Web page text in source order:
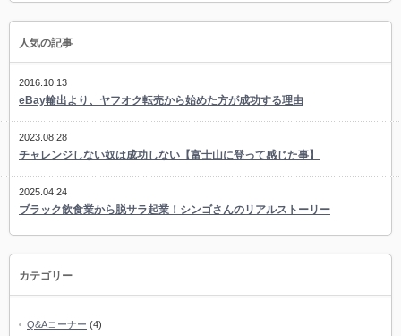
人気の記事
2016.10.13
eBay輸出より、ヤフオク転売から始めた方が成功する理由
2023.08.28
チャレンジしない奴は成功しない【富士山に登って感じた事】
2025.04.24
ブラック飲食業から脱サラ起業！シンゴさんのリアルストーリー
カテゴリー
Q&Aコーナー (4)